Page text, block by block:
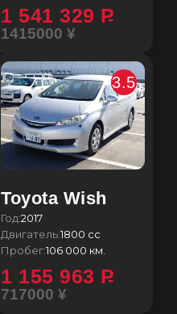
1 541 329 P
1415000 ¥
Toyota Wish
3.5
Год:2017
Двигатель:1800 сс
Пробег:106 000 км.
1 155 963 P
717000 ¥